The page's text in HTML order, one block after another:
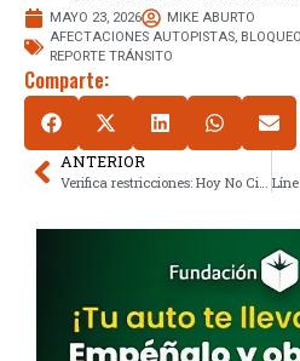
MAYO 23, 2026
MIKE ABURTO
AFECTACIONES AUTOPISTAS,
REPORTE TRÁNSITO
Comparte:
ANTERIOR
Verifica restricciones: Hoy No Circula del sábado 23 de mayo en zona metropolitana